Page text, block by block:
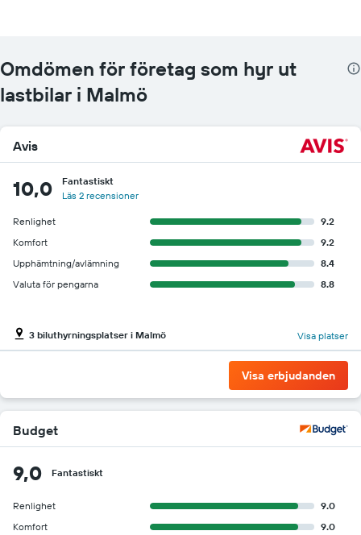
de
angivna
företagen
Omdömen för företag som hyr ut
lastbilar i Malmö
Avis
10,0
Fantastiskt
Läs 2 recensioner
Renlighet
9.2
Komfort
9.2
Upphämtning/avlämning
8.4
Valuta för pengarna
8.8
3 biluthyrningsplatser i Malmö Visa platser
Visa erbjudanden
Budget
9,0 Fantastiskt
Renlighet
9.0
Komfort
9.0